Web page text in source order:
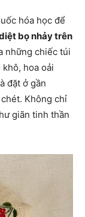
hóa học để
bọ nhảy trên
những chiếc túi
hoa oải
đặt ở gần
Không chỉ
giãn tinh thần